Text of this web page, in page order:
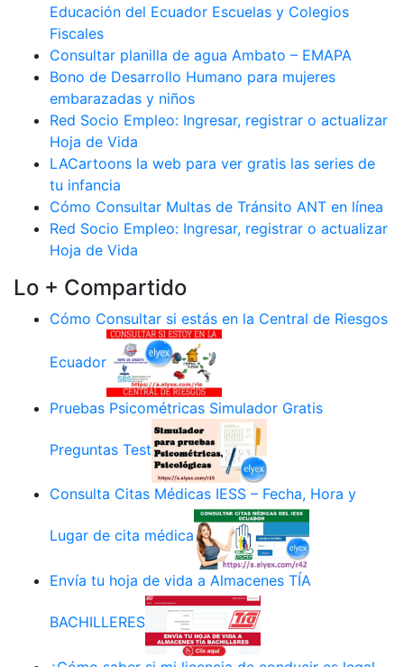
Educación del Ecuador Escuelas y Colegios
Fiscales
Consultar planilla de agua Ambato – EMAPA
Bono de Desarrollo Humano para mujeres
embarazadas y niños
Red Socio Empleo: Ingresar, registrar o actualizar
Hoja de Vida
LACartoons la web para ver gratis las series de
tu infancia
Cómo Consultar Multas de Tránsito ANT en línea
Red Socio Empleo: Ingresar, registrar o actualizar
Hoja de Vida
Lo + Compartido
Cómo Consultar si estás en la Central de Riesgos
Ecuador
Pruebas Psicométricas Simulador Gratis
Preguntas Test
Consulta Citas Médicas IESS – Fecha, Hora y
Lugar de cita médica
Envía tu hoja de vida a Almacenes TÍA
BACHILLERES